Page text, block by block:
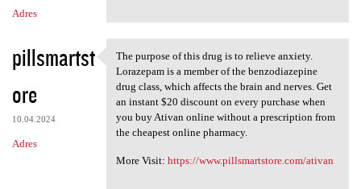
Adres
pillsmartst
ore
10.04.2024
Adres
The purpose of this drug is
The purpose of this drug is to relieve anxiety.
Lorazepam is a member of the benzodiazepine
drug class, which affects the brain and nerves. Get
an instant $20 discount on every purchase when
you buy Ativan online without a prescription from
the cheapest online pharmacy.
More Visit: https://www.pillsmartstore.com/ativan